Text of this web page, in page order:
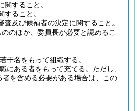
関すること。
すること。
査及び候補者の決定に関すること。
のほか、委員長が必要と認めるこ
干名をもって組織する。
にある者をもって充てる。 ただし、
を含める必要がある場合は、この